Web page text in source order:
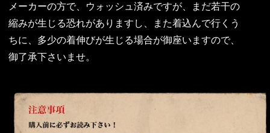
メーカーの方で、ウォッシュ済みですが、まだ若干の
縮みが生じる恐れがありますし、また着込んで行くう
ちに、多少の着伸びが生じる場合が御座いますので、
御了承下さいませ。